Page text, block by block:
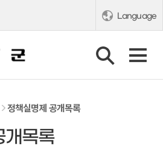
Language
정책실명제 공개목록
개목록